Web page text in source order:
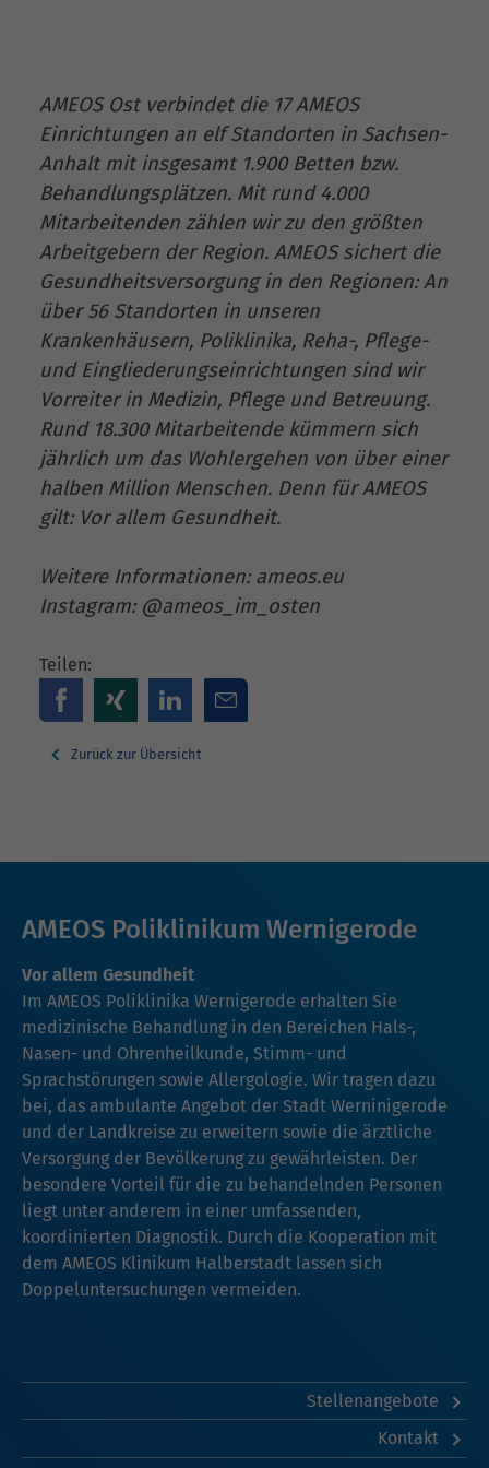
AMEOS Ost verbindet die 17 AMEOS
Einrichtungen an elf Standorten in Sachsen-
Anhalt mit insgesamt 1.900 Betten bzw.
Behandlungsplätzen. Mit rund 4.000
Mitarbeitenden zählen wir zu den größten
Arbeitgebern der Region. AMEOS sichert die
Gesundheitsversorgung in den Regionen: An
über 56 Standorten in unseren
Krankenhäusern, Poliklinika, Reha-, Pflege-
und Eingliederungseinrichtungen sind wir
Vorreiter in Medizin, Pflege und Betreuung.
Rund 18.300 Mitarbeitende kümmern sich
jährlich um das Wohlergehen von über einer
halben Million Menschen. Denn für AMEOS
gilt: Vor allem Gesundheit.
Weitere Informationen: ameos.eu
Instagram: @ameos_im_osten
Teilen:
Zurück zur Übersicht
AMEOS Poliklinikum Wernigerode
Vor allem Gesundheit
Im AMEOS Poliklinika Wernigerode erhalten Sie
medizinische Behandlung in den Bereichen Hals-,
Nasen- und Ohrenheilkunde, Stimm- und
Sprachstörungen sowie Allergologie. Wir tragen dazu
bei, das ambulante Angebot der Stadt Werninigerode
und der Landkreise zu erweitern sowie die ärztliche
Versorgung der Bevölkerung zu gewährleisten. Der
besondere Vorteil für die zu behandelnden Personen
liegt unter anderem in einer umfassenden,
koordinierten Diagnostik. Durch die Kooperation mit
dem AMEOS Klinikum Halberstadt lassen sich
Doppeluntersuchungen vermeiden.
Stellenangebote
Kontakt